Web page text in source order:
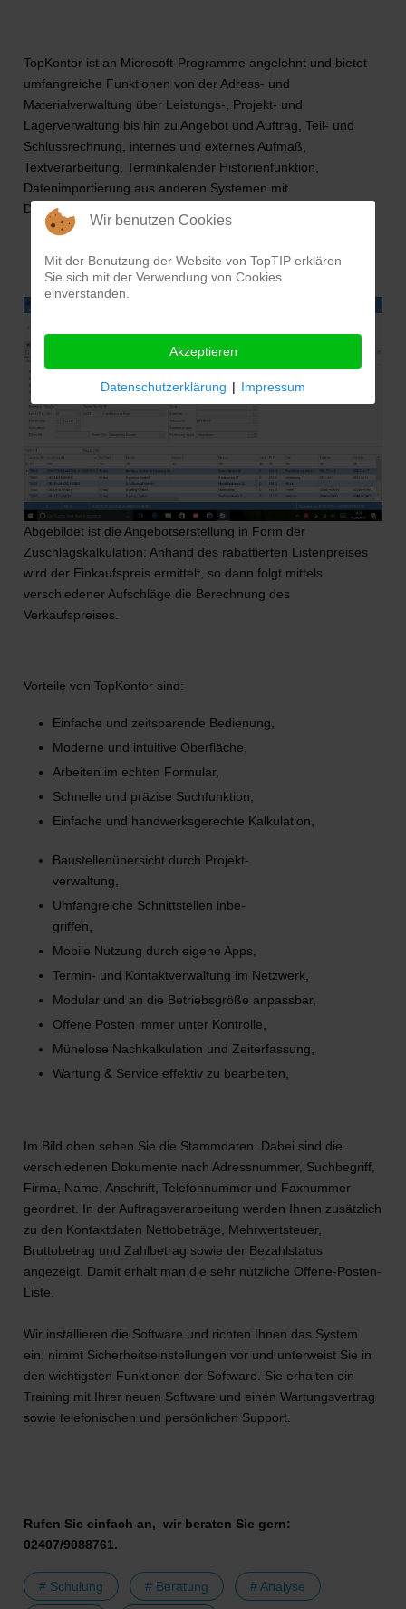
TopKontor ist an Microsoft-Programme angelehnt und bietet
umfangreiche Funktionen von der Adress- und
Materialverwaltung über Leistungs-, Projekt- und
Lagerverwaltung bis hin zu Angebot und Auftrag, Teil- und
Schlussrechnung, internes und externes Aufmaß,
Textverarbeitung, Terminkalender Historienfunktion,
Datenimportierung aus anderen Systemen mit
Datanorm/GAEB/IDS Connect.
Abgebildet ist die Angebotserstellung in Form der
Zuschlagskalkulation: Anhand des rabattierten Listenpreises
wird der Einkaufspreis ermittelt, so dann folgt mittels
verschiedener Aufschläge die Berechnung des
Verkaufspreises.
Vorteile von TopKontor sind:
Einfache und zeitsparende Bedienung,
Moderne und intuitive Oberfläche,
Arbeiten im echten Formular,
Schnelle und präzise Suchfunktion,
Einfache und handwerksgerechte Kalkulation,
Baustellenübersicht durch Projekt-
verwaltung,
Umfangreiche Schnittstellen inbe-
griffen,
Mobile Nutzung durch eigene Apps,
Termin- und Kontaktverwaltung im Netzwerk,
Modular und an die Betriebsgröße anpassbar,
Offene Posten immer unter Kontrolle,
Mühelose Nachkalkulation und Zeiterfassung,
Wartung & Service effektiv zu bearbeiten,
Im Bild oben sehen Sie die Stammdaten. Dabei sind die
verschiedenen Dokumente nach Adressnummer, Suchbegriff,
Firma, Name, Anschrift, Telefonnummer und Faxnummer
geordnet. In der Auftragsverarbeitung werden Ihnen zusätzlich
zu den Kontaktdaten Nettobeträge, Mehrwertsteuer,
Bruttobetrag und Zahlbetrag sowie der Bezahlstatus
angezeigt. Damit erhält man die sehr nützliche Offene-Posten-
Liste.
Wir installieren die Software und richten Ihnen das System
ein, nimmt Sicherheitseinstellungen vor und unterweist Sie in
den wichtigsten Funktionen der Software. Sie erhalten ein
Training mit Ihrer neuen Software und einen Wartungsvertrag
sowie telefonischen und persönlichen Support.
Rufen Sie einfach an, wir beraten Sie gern:
02407/9088761.
# Schulung # Beratung # Analyse
Wir benutzen Cookies
Mit der Benutzung der Website von TopTIP erklären
Sie sich mit der Verwendung von Cookies
einverstanden.
Akzeptieren
Datenschutzerklärung | Impressum